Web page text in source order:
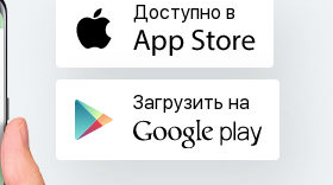
Доступно в
Загрузить на